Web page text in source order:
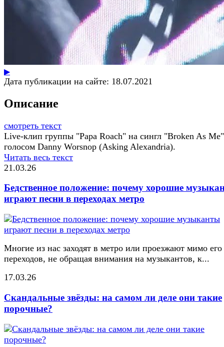
▶
Дата публикации на сайте: 18.07.2021
Описание
смотреть текст
Live-клип группы "Papa Roach" на сингл "Broken As
голосом Danny Worsnop (Asking Alexandria).
Читать весь текст
21.03.26
Бедственное положение: почему хорошие
играют песни в переходах метро
Многие из нас заходят в метро или проезжают мимо его
переходов, не обращая внимания на музыкантов, к...
17.03.26
Скандальные звёзды: на самом ли деле они такие
порочные?